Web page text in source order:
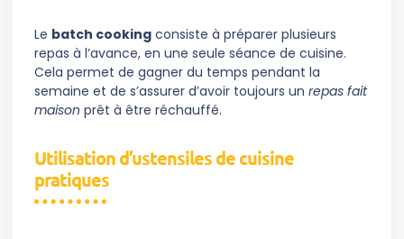
Le batch cooking consiste à préparer plusieurs
repas à l’avance, en une seule séance de cuisine.
Cela permet de gagner du temps pendant la
semaine et de s’assurer d’avoir toujours un repas fait
maison prêt à être réchauffé.
Utilisation d’ustensiles de cuisine
pratiques